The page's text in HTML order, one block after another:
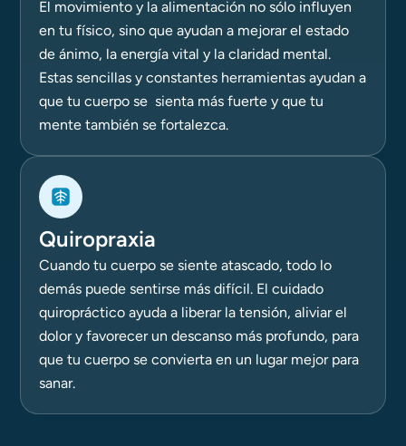
El movimiento y la alimentación no sólo influyen
en tu físico, sino que ayudan a mejorar el estado
de ánimo, la energía vital y la claridad mental.
Estas sencillas y constantes herramientas ayudan a
que tu cuerpo se sienta más fuerte y que tu
mente también se fortalezca.
Quiropraxia
Cuando tu cuerpo se siente atascado, todo lo
demás puede sentirse más difícil. El cuidado
quiropráctico ayuda a liberar la tensión, aliviar el
dolor y favorecer un descanso más profundo, para
que tu cuerpo se convierta en un lugar mejor para
sanar.